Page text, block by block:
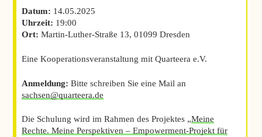
Datum: 14.05.2025
Uhrzeit: 19:00
Ort:Martin-Luther-Straße 13, 01099 Dresden
Eine Kooperationsveranstaltung mit Quarteera e.V.
Anmeldung: Bitte schreiben Sie eine Mail an
sachsen@quarteera.de
Die Schulung wird im Rahmen des Projektes „Meine
Rechte. Meine Perspektiven – Empowerment-Projekt für